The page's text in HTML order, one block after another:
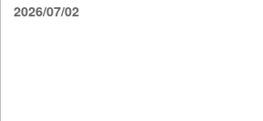
2026/07/02